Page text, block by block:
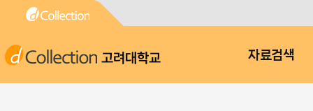
고려대학교 자료검색